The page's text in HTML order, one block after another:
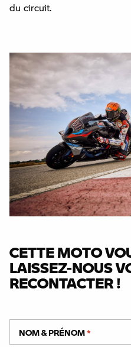
du circuit.
CETTE MOTO
LAISSEZ-NOUS
RECONTACTER !
NOM & PRÉNOM*